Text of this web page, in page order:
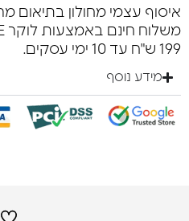
איסוף עצמי מחולון בתיאום
199 ש"ח עד 10 ימי עסקים.
מידע נוסף